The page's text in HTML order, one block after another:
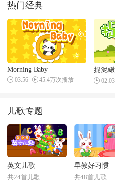
热门经典
Morning Baby
03:56 45.4万次播放
捉泥鳅
02:03
儿歌专题
英文儿歌
共24首儿歌
早教好习惯
共48首儿歌